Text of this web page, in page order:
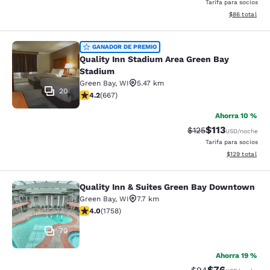
Tarifa para socios
Ver detalles
$86 total
Quality Inn Stadium Area Green
20
GANADOR DE PREMIO
Quality Inn Stadium Area Green Bay
Stadium
Green Bay, WI
5.47 km
calificación de 4.19 estrellas. Muy bueno. 667 reseñas
4.2(667)
Ahorra 10 %
Precio tachado:
$125Precio con
$113USD/noche
Tarifa para socios
Ver detalles
$129 total
Quality Inn & Suites Green Bay
70
Quality Inn & Suites Green Bay Downtown
Green Bay, WI
7.7 km
calificación de 4.04 estrellas. Muy bueno. 1758
4.0(1758)
Ahorra 19 %